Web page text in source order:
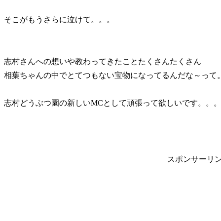
そこがもうさらに泣けて。。。
志村さんへの想いや教わってきたことたくさんたくさん
相葉ちゃんの中でとてつもない宝物になってるんだな～って。
志村どうぶつ園の新しいMCとして頑張って欲しいです。。。
スポンサーリ